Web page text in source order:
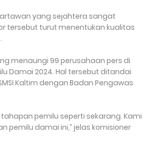
yang sejahtera sangat
tersebut turut menentukan kualitas
menaungi 99 perusahaan pers di
Damai 2024. Hal tersebut ditandai
Kaltim dengan Badan Pengawas
pemilu seperti sekarang. Kami
pemilu damai ini,” jelas komisioner